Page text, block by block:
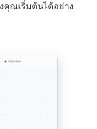
คุณเริ่มต้นได้อย่าง